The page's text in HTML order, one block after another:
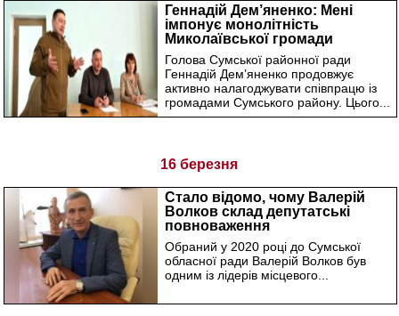
Геннадій Дем’яненко: Мені
імпонує монолітність
Миколаївської громади
Голова Сумської районної ради
Геннадій Дем’яненко продовжує
активно налагоджувати співпрацю із
громадами Сумського району. Цього...
16 березня
Стало відомо, чому Валерій
Волков склад депутатські
повноваження
Обраний у 2020 році до Сумської
обласної ради Валерій Волков був
одним із лідерів місцевого...